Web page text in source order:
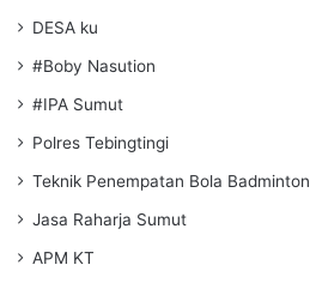
DESA ku
#Boby Nasution
#IPA Sumut
Polres Tebingtingi
Teknik Penempatan Bola Badminton
Jasa Raharja Sumut
APM KT